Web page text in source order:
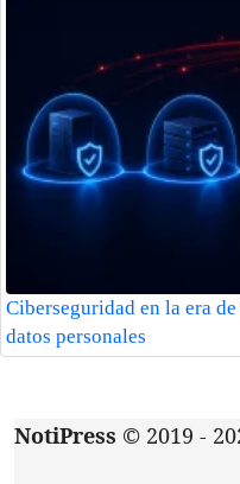
Ciberseguridad en la era
datos personales
NotiPress © 2019 -